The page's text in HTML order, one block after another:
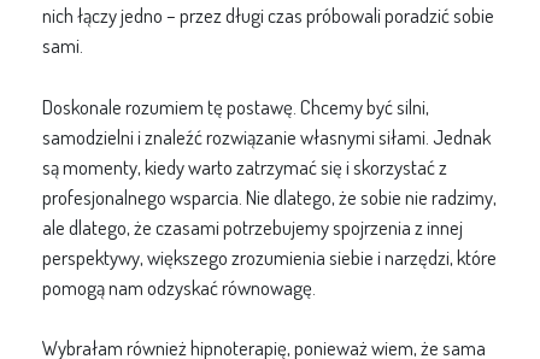
nich łączy jedno – przez długi czas próbowali poradzić sobie
sami.
Doskonale rozumiem tę postawę. Chcemy być silni,
samodzielni i znaleźć rozwiązanie własnymi siłami. Jednak
są momenty, kiedy warto zatrzymać się i skorzystać z
profesjonalnego wsparcia. Nie dlatego, że sobie nie radzimy,
ale dlatego, że czasami potrzebujemy spojrzenia z innej
perspektywy, większego zrozumienia siebie i narzędzi, które
pomogą nam odzyskać równowagę.
Wybrałam również hipnoterapię, ponieważ wiem, że sama